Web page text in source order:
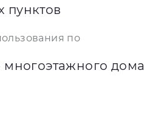
пунктов
по
многоэтажного дома